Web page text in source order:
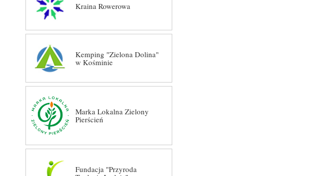
Kraina Rowerowa
Kemping "Zielona Dolina"
w Kośminie
Marka Lokalna Zielony
Pierścień
Fundacja "Przyroda